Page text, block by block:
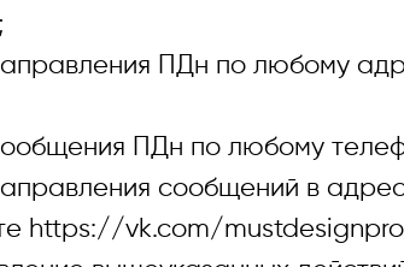
ПДн по любому
ПДн по любому
сообщений в
https://vk.com/